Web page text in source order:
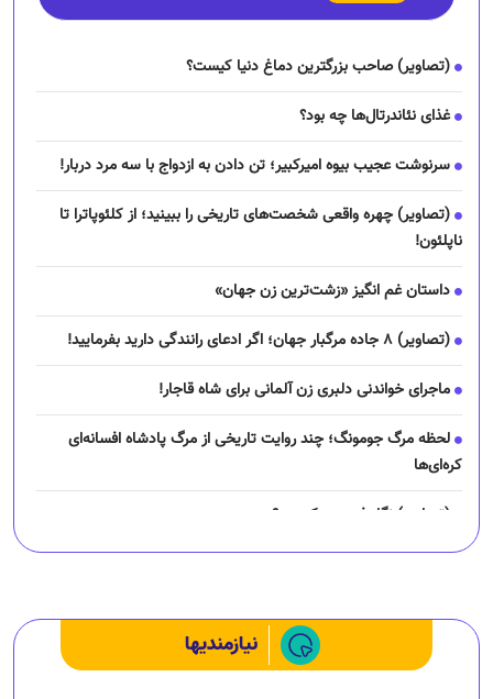
(تصاویر) صاحب بزرگترین دماغ دنیا کیست؟
غذای نئاندرتال‌ها چه بود؟
سرنوشت عجیب بیوه امیرکبیر؛ تن دادن به ازدواج با سه مرد دربار!
(تصاویر) چهره واقعی شخصت‌های تاریخی را ببینید؛ از کلئوپاترا تا
ناپلئون!
داستان غم انگیز «زشت‌ترین زن جهان»
(تصاویر) ۸ جاده مرگبار جهان؛ اگر ادعای رانندگی دارید بفرمایید!
ماجرای خواندنی دلبری زن آلمانی برای شاه قاجار!
لحظه مرگ جومونگ؛ چند روایت تاریخی از مرگ پادشاه افسانه‌ای
کره‌ای‌ها
(تصاویر) نگار فرهمند کیست؟
نیازمندیها